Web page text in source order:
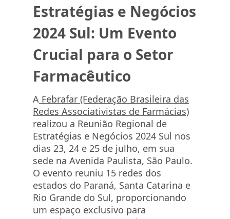
Estratégias e Negócios
2024 Sul: Um Evento
Crucial para o Setor
Farmacêutico
A Febrafar (Federação Brasileira das
Redes Associativistas de Farmácias)
realizou a Reunião Regional de
Estratégias e Negócios 2024 Sul nos
dias 23, 24 e 25 de julho, em sua
sede na Avenida Paulista, São Paulo.
O evento reuniu 15 redes dos
estados do Paraná, Santa Catarina e
Rio Grande do Sul, proporcionando
um espaço exclusivo para